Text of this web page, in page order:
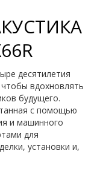
десятилетия
вдохновлять
будущего.
с помощью
и машинного
для
установки и,